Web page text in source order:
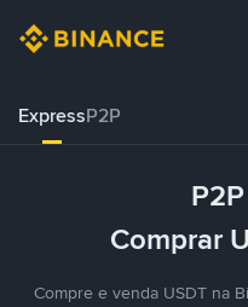
ExpressP2P
Comprar
Compre e venda USDT na